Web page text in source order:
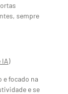
sempre
IA)
e focado na
e se